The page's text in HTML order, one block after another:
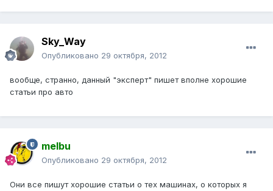
Sky_Way
Опубликовано 29 октября, 2012
вообще, странно, данный "эксперт" пишет вполне хорошие
статьи про авто
melbu
Опубликовано 29 октября, 2012
Они все пишут хорошие статьи о тех машинах, о которых я